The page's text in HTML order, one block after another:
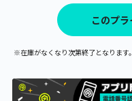
このプ
※在庫がなくなり次第終了となります